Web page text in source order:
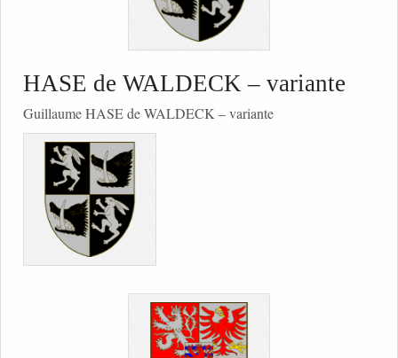
HASE de WALDECK – variante
Guillaume HASE de WALDECK – variante